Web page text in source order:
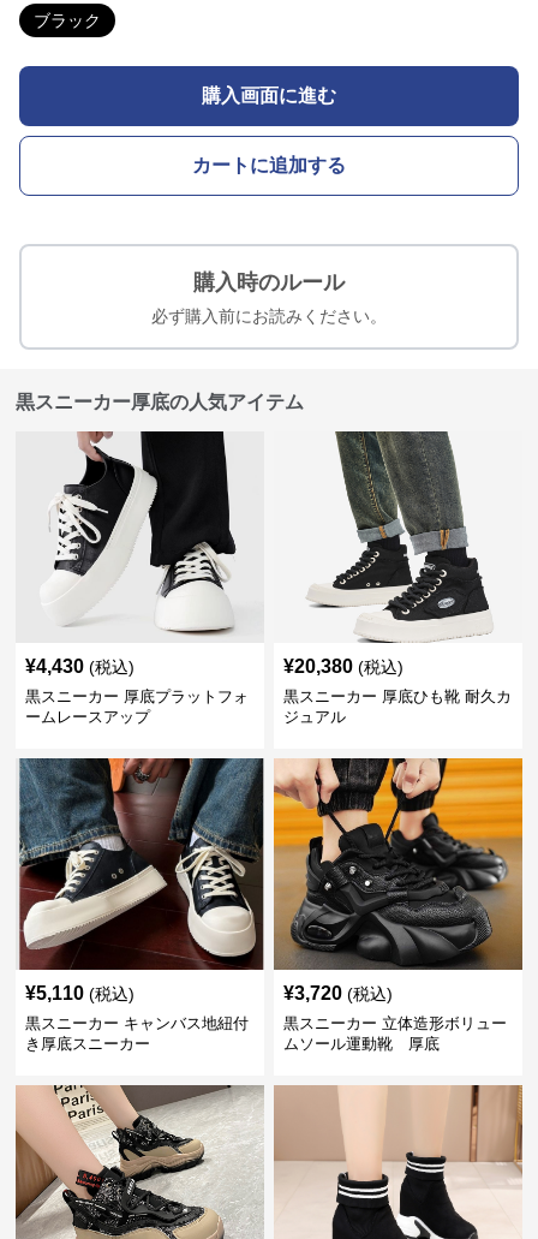
ブラック
購入画面に進む
カートに追加する
購入時のルール
必ず購入前にお読みください。
黒スニーカー厚底の人気アイテム
¥4,430 (税込)
黒スニーカー 厚底プラットフォ
ームレースアップ
¥20,380 (税込)
黒スニーカー 厚底ひも靴 耐久カ
ジュアル
¥5,110 (税込)
黒スニーカー キャンバス地紐付
き厚底スニーカー
¥3,720 (税込)
黒スニーカー 立体造形ボリュー
ムソール運動靴 厚底